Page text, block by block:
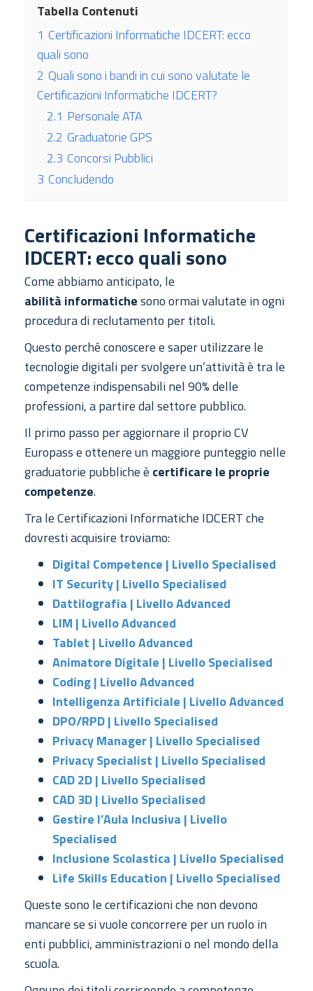
Tabella Contenuti
1 Certificazioni Informatiche IDCERT: ecco
quali sono
2 Quali sono i bandi in cui sono valutate le
Certificazioni Informatiche IDCERT?
2.1 Personale ATA
2.2 Graduatorie GPS
2.3 Concorsi Pubblici
3 Concludendo
Certificazioni Informatiche
IDCERT: ecco quali sono
Come abbiamo anticipato, le
abilità informatichesono ormai valutate in ogni
procedura di reclutamento per titoli.
Questo perché conoscere e saper utilizzare le
tecnologie digitali per svolgere un’attività è tra le
competenze indispensabili nel 90% delle
professioni, a partire dal settore pubblico.
Il primo passo per aggiornare il proprio CV
Europass e ottenere un maggiore punteggio nelle
graduatorie pubbliche è certificare le proprie
competenze.
Tra le Certificazioni Informatiche IDCERT che
dovresti acquisire troviamo:
Digital Competence | Livello Specialised
IT Security | Livello Specialised
Dattilografia | Livello Advanced
LIM | Livello Advanced
Tablet | Livello Advanced
Animatore Digitale | Livello Specialised
Coding | Livello Advanced
Intelligenza Artificiale | Livello Advanced
DPO/RPD | Livello Specialised
Privacy Manager | Livello Specialised
Privacy Specialist | Livello Specialised
CAD 2D | Livello Specialised
CAD 3D | Livello Specialised
Gestire l’Aula Inclusiva | Livello
Specialised
Inclusione Scolastica | Livello Specialised
Life Skills Education | Livello Specialised
Queste sono le certificazioni che non devono
mancare se si vuole concorrere per un ruolo in
enti pubblici, amministrazioni o nel mondo della
scuola.